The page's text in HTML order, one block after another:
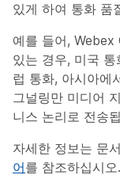
있게 하여 통화 품
예를 들어,
있는 경우, 미국
럽 통화, 아시아에
그널링만 미디어
니스 논리로 전송
자세한 정보는 문서
어를 참조하십시오.